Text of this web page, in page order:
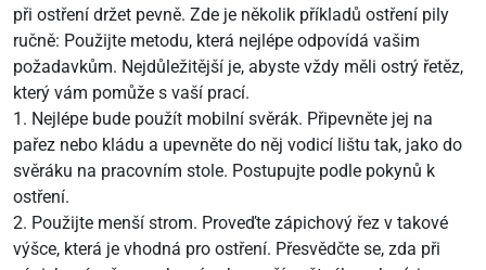
při ostření držet pevně. Zde je několik příkladů ostření pily
ručně: Použijte metodu, která nejlépe odpovídá vašim
požadavkům. Nejdůležitější je, abyste vždy měli ostrý řetěz,
který vám pomůže s vaší prací.
1. Nejlépe bude použít mobilní svěrák. Připevněte jej na
pařez nebo kládu a upevněte do něj vodicí lištu tak, jako do
svěráku na pracovním stole. Postupujte podle pokynů k
ostření.
2. Použijte menší strom. Proveďte zápichový řez v takové
výšce, která je vhodná pro ostření. Přesvědčte se, zda při